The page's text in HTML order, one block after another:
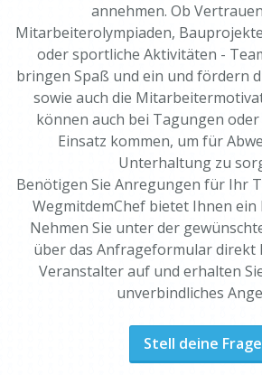
annehmen. Ob
Mitarbeiterolympiaden,
oder sportliche Aktivitäten -
bringen Spaß und ein und fördern
sowie auch die
können auch bei Tagungen
Einsatz kommen, um für
Unterhaltung zu
Benötigen Sie Anregungen für Ihr
WegmitdemChef bietet Ihnen
Nehmen Sie unter der
über das Anfrageformular direkt
Veranstalter auf und erhalten
unverbindliches
Stell deine Frage